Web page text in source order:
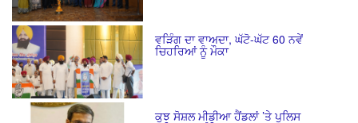
ਵੜਿੰਗ ਦਾ ਵਾਅਦਾ, ਘੱਟੋ-ਘੱਟ 60 ਨਵੇਂ
ਚਿਹਰਿਆਂ ਨੂੰ ਮੌਕਾ
ਕੁਝ ਸੋਸ਼ਲ ਮੀਡੀਆ ਹੈਂਡਲਾਂ ’ਤੇ ਪੁਲਿਸ